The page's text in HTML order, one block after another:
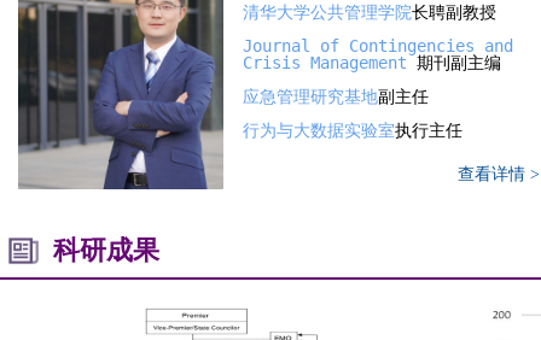
查看详情 >
清华大学公共管理学院长聘副教授
Journal of Contingencies and
Crisis Management 期刊副主编
应急管理研究基地副主任
行为与大数据实验室执行主任
科研成果